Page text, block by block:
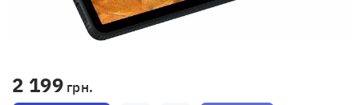
2 199 грн.